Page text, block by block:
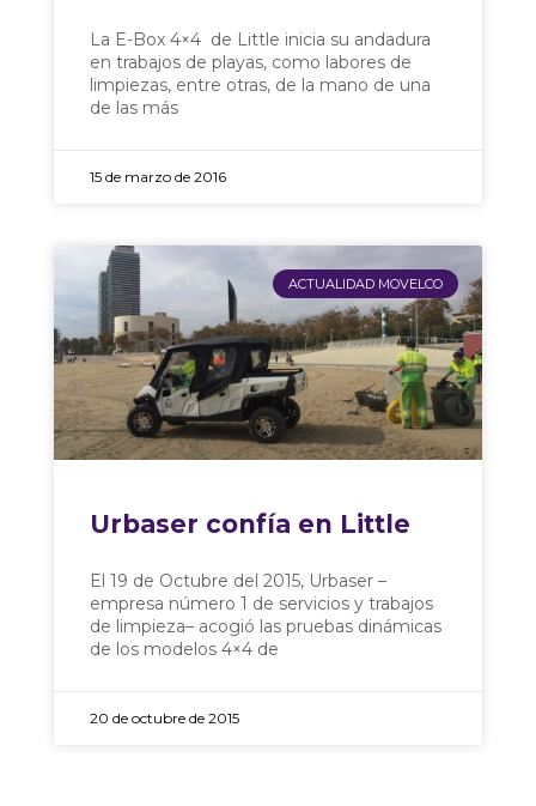
La E-Box 4×4 de Little inicia su andadura
en trabajos de playas, como labores de
limpiezas, entre otras, de la mano de una
de las más
15 de marzo de 2016
ACTUALIDAD MOVELCO
Urbaser confía en Little
El 19 de Octubre del 2015, Urbaser –
empresa número 1 de servicios y trabajos
de limpieza– acogió las pruebas dinámicas
de los modelos 4×4 de
20 de octubre de 2015